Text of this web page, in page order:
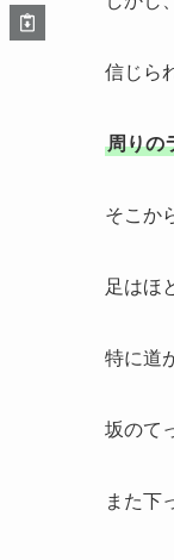
信じら
周りの
そこか
足はほ
特に道
坂のて
また下